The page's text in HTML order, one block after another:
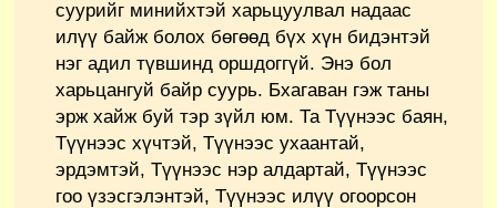
суурийг минийхтэй харьцуулвал надаас
илүү байж болох бөгөөд бүх хүн бидэнтэй
нэг адил түвшинд оршдоггүй. Энэ бол
харьцангуй байр суурь. Бхагаван гэж таны
эрж хайж буй тэр зүйл юм. Та Түүнээс баян,
Түүнээс хүчтэй, Түүнээс ухаантай,
эрдэмтэй, Түүнээс нэр алдартай, Түүнээс
гоо үзэсгэлэнтэй, Түүнээс илүү огоорсон